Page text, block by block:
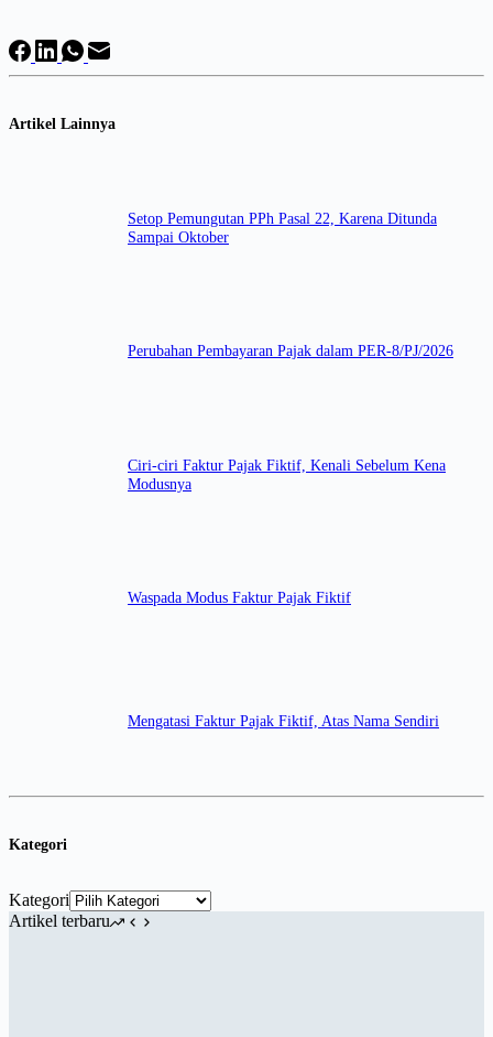
Artikel Lainnya
Setop Pemungutan PPh Pasal 22, Karena Ditunda
Sampai Oktober
Perubahan Pembayaran Pajak dalam PER-8/PJ/2026
Ciri-ciri Faktur Pajak Fiktif, Kenali Sebelum Kena
Modusnya
Waspada Modus Faktur Pajak Fiktif
Mengatasi Faktur Pajak Fiktif, Atas Nama Sendiri
Kategori
Kategori
Artikel terbaru